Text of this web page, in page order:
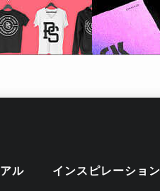
ル インスピレーション